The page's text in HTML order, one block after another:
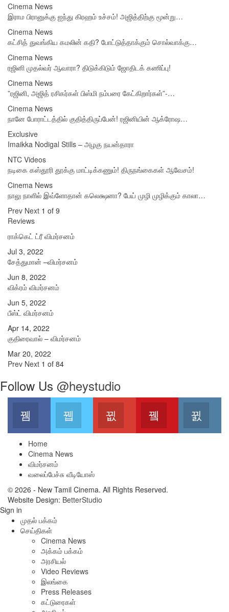
Cinema News
இராம பிரானுக்கு ஐந்து கிரஹம் உச்சம்! அஜித்திற்கு மூன்று…
Cinema News
கட்சித் துவங்கிய கமலின் கதி? போட்டுத்தாக்கும் சொல்வாக்கு…
Cinema News
ரஜினி முதல்வர் ஆவாரா? திடுக்கிடும் ஜோதிடக் கணிப்பு!
Cinema News
”ரஜினி, அஜித் ரசிகர்கள் பிஸ்மி நம்பரை கேட்கிறார்கள்”-…
Cinema News
நானே போராட்டத்தில் குதித்திருப்பேன்! ரஜினியின் ஆக்ரோஷ…
Exclusive
Imaikka Nodigal Stills – அழகு நயன்தாரா
NTC Videos
நடிகை கஸ்தூரி தூக்கு மாட்டிக்கணும்! திருநங்கைகள் ஆவேசம்!
Cinema News
நாலு நாளில் இவ்ளோதான் கலெக்ஷனா? பேய் முழி முழிக்கும் காலா…
Prev Next 1 of 9
Reviews
ராக்கெட் ட்ரீ விமர்சனம்
Jul 3, 2022
சேத்துமான் –விமர்சனம்
Jun 8, 2022
விக்ரம் விமர்சனம்
Jun 5, 2022
பீஸ்ட் விமர்சனம்
Apr 14, 2022
குதிரைவால் – விமர்சனம்
Mar 20, 2022
Prev Next 1 of 84
Follow Us @heystudio
Facebook
Join us on FacebookJoin us on Twitter
Google+
Join us on Google
Youtube
Join us on
Home
Cinema News
விமர்சனம்
வலைப்பேச்சு வீடியோஸ்
© 2026 - New Tamil Cinema. All Rights Reserved.
Website Design: BetterStudio
Sign in
முதல் பக்கம்
செய்திகள்
Cinema News
அக்கம் பக்கம்
அரசியல்
Video Reviews
இலங்கை
Press Releases
கட்டுரைகள்